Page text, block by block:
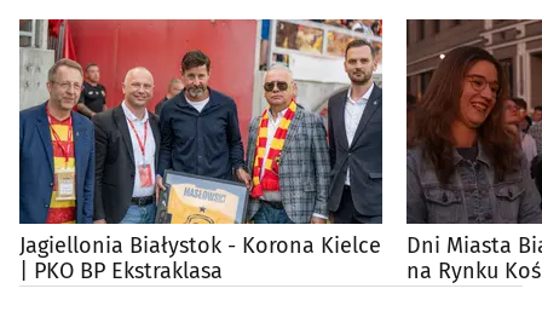
Jagiellonia Białystok - Korona Kielce
| PKO BP Ekstraklasa
Dni Miasta
na Rynku